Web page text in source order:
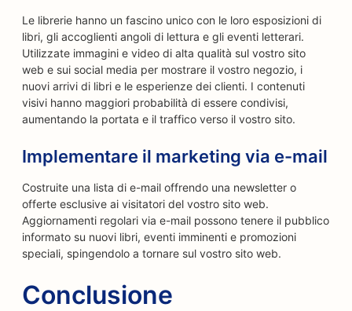
Le librerie hanno un fascino unico con le loro esposizioni di
libri, gli accoglienti angoli di lettura e gli eventi letterari.
Utilizzate immagini e video di alta qualità sul vostro sito
web e sui social media per mostrare il vostro negozio, i
nuovi arrivi di libri e le esperienze dei clienti. I contenuti
visivi hanno maggiori probabilità di essere condivisi,
aumentando la portata e il traffico verso il vostro sito.
Implementare il marketing via e-mail
Costruite una lista di e-mail offrendo una newsletter o
offerte esclusive ai visitatori del vostro sito web.
Aggiornamenti regolari via e-mail possono tenere il pubblico
informato su nuovi libri, eventi imminenti e promozioni
speciali, spingendolo a tornare sul vostro sito web.
Conclusione